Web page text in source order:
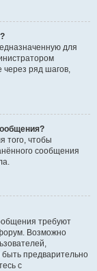
для
через ряд шагов,
того, чтобы
сообщения
требуют
Возможно
предварительно
с